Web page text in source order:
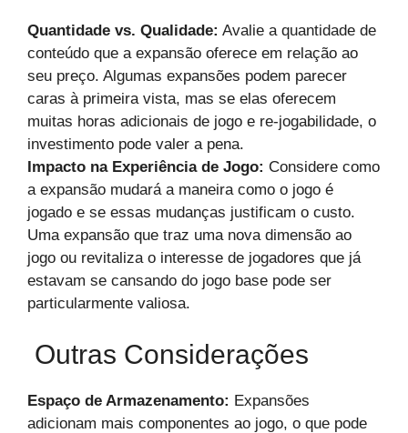
Quantidade vs. Qualidade: Avalie a quantidade de
conteúdo que a expansão oferece em relação ao
seu preço. Algumas expansões podem parecer
caras à primeira vista, mas se elas oferecem
muitas horas adicionais de jogo e re-jogabilidade, o
investimento pode valer a pena.
Impacto na Experiência de Jogo: Considere como
a expansão mudará a maneira como o jogo é
jogado e se essas mudanças justificam o custo.
Uma expansão que traz uma nova dimensão ao
jogo ou revitaliza o interesse de jogadores que já
estavam se cansando do jogo base pode ser
particularmente valiosa.
Outras Considerações
Espaço de Armazenamento: Expansões
adicionam mais componentes ao jogo, o que pode